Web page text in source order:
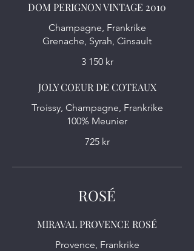
DOM PERIGNON VINTAGE 2010
Champagne, Frankrike
Grenache, Syrah, Cinsault
3 150 kr
JOLY COEUR DE COTEAUX
Troissy, Champagne, Frankrike
100% Meunier
725 kr
ROSÉ
MIRAVAL PROVENCE ROSÉ
Provence, Frankrike